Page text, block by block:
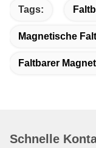
Tags:
Magnetische
Faltbarer
Schnelle